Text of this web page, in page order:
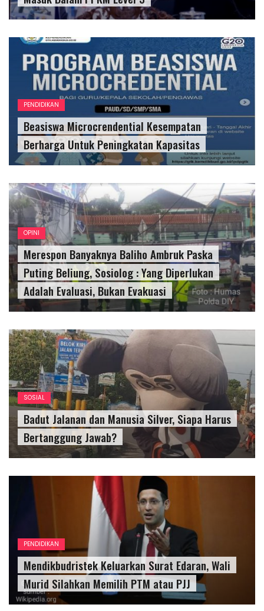
PENDIDIKAN
Beasiswa Microcrendential Kesempatan
Berharga Untuk Peningkatan Kapasitas
OPINI
Merespon Banyaknya Baliho Ambruk Paska
Puting Beliung, Sosiolog : Yang Diperlukan
Adalah Evaluasi, Bukan Evakuasi
SOSIAL
Badut Jalanan dan Manusia Silver, Siapa Harus
Bertanggung Jawab?
PENDIDIKAN
Mendikbudristek Keluarkan Surat Edaran, Wali
Murid Silahkan Memilih PTM atau PJJ